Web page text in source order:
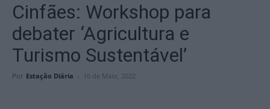
Cinfães: Workshop para
debater ‘Agricultura e
Turismo Sustentável’
Por Estação Diária - 16 de Maio, 2022